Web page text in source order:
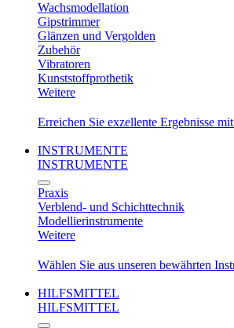
Wachsmodellation
Gipstrimmer
Glänzen und Vergolden
Zubehör
Vibratoren
Kunststoffprothetik
Weitere
Erreichen Sie exzellente Ergebnisse
INSTRUMENTE
INSTRUMENTE
Praxis
Verblend- und Schichttechnik
Modellierinstrumente
Weitere
Wählen Sie aus unseren bewährten
HILFSMITTEL
HILFSMITTEL